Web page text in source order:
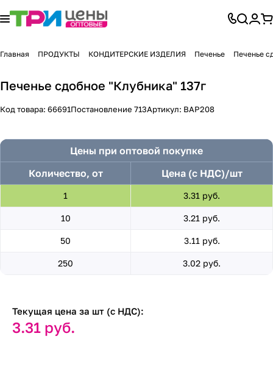
Главная ПРОДУКТЫ КОНДИТЕРСКИЕ ИЗДЕЛИЯ Печенье Печенье
Печенье сдобное "Клубника" 137г
Код товара: 66691Постановление 713Артикул: ВАР208
Цены при оптовой покупке
Количество, от
Цена (с НДС)/шт
1 3.31 руб.
10 3.21 руб.
50 3.11 руб.
250 3.02 руб.
Текущая цена за шт (с НДС):
3.31 руб.